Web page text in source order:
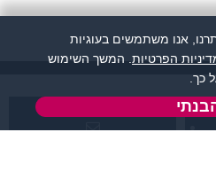
אנו משתמשים בעוגיות
הפרטיות . המשך השימוש
כך.